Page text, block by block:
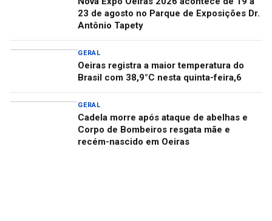
23 de agosto no Parque de Exposições Dr.
Antônio Tapety
GERAL
Oeiras registra a maior temperatura do
Brasil com 38,9°C nesta quinta-feira,6
GERAL
Cadela morre após ataque de abelhas e
Corpo de Bombeiros resgata mãe e
recém-nascido em Oeiras